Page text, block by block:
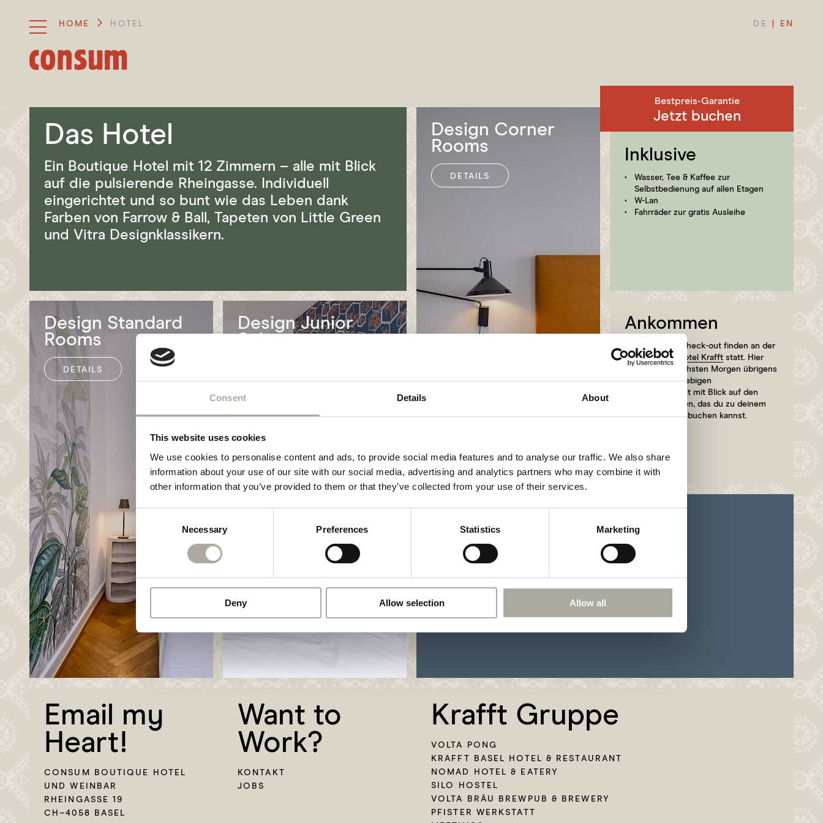
Consent Details About
This website uses cookies
We use cookies to personalise content and ads, to provide social media features and to analyse our traffic. We also share
information about your use of our site with our social media, advertising and analytics partners who may combine it with
other information that you’ve provided to them or that they’ve collected from your use of their services.
Consent
Necessary Preferences Statistics Marketing
Deny Allow selection Allow all
Hide
Navigation
HOME HOTEL DE
EN
Hide
Navigation
Hotel
Subnavigation
Design Corner Room
Design Standard Room
Design Junior Suite
Weinbar
Sommerbar
360° RUNDGANG
KONTAKT
JOBS
HYGIENE
Jetzt buchen
Bestpreis-Garantie
Anreise / Abreise
Promocode
Das Hotel
Ein Boutique Hotel mit 12 Zimmern – alle mit Blick
auf die pulsierende Rheingasse. Individuell
eingerichtet und so bunt wie das Leben dank
Farben von Farrow & Ball, Tapeten von Little Green
und Vitra Designklassikern.
Design Corner
Rooms
DETAILS
Inklusive
Wasser, Tee & Kaffee zur
Selbstbedienung auf allen Etagen
W-Lan
Fahrräder zur gratis Ausleihe
Design Standard
Rooms
DETAILS
Design Junior
Suite
Ankommen
Check-in und Check-out finden an der
Réception im
Hotel Krafft statt. Hier
wirst du am nächsten Morgen übrigens
auch zum ausgiebigen
Frühstücksbuffet mit Blick auf den
Rhein empfangen, das du zu deinem
Aufenthalt dazu buchen kannst.
Rheingasse 19
CH-4058 Basel
+41 61 690 91 30
Email my
Heart!
CONSUM BOUTIQUE HOTEL
UND WEINBAR
RHEINGASSE 19
CH–4058 BASEL
Want to
Work?
KONTAKT
JOBS
Krafft Gruppe
VOLTA PONG
KRAFFT BASEL HOTEL & RESTAURANT
NOMAD HOTEL & EATERY
SILO HOSTEL
VOLTA BRÄU BREWPUB & BREWERY
PFISTER WERKSTATT